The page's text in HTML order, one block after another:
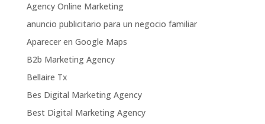
Agency Online Marketing
anuncio publicitario para un negocio familiar
Aparecer en Google Maps
B2b Marketing Agency
Bellaire Tx
Bes Digital Marketing Agency
Best Digital Marketing Agency